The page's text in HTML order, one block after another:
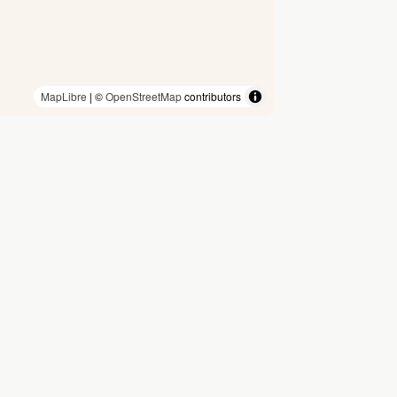
MapLibre | ©OpenStreetMapcontributors